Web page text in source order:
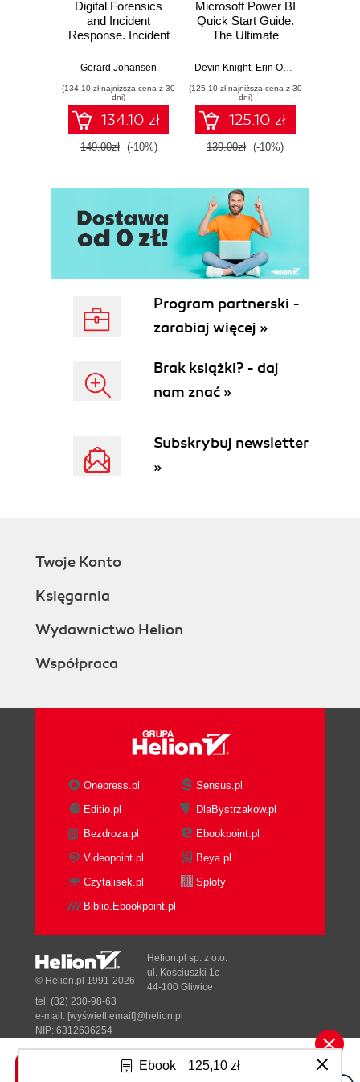
Digital Forensics
and Incident
Response. Incident
and techniques for
threat response -
Fourth Edition
Gerard Johansen
(134,10 zł najniższa cena z 30
dni)
134.10 zł
149.00zł (-10%)
Microsoft Power BI
Quick Start Guide.
The Ultimate
to Power BI, Data
Tools, and
Microsoft Fabric -
Fourth Edition
Devin Knight, Erin Ostrowsky
(125,10 zł najniższa cena z 30
dni)
125.10 zł
139.00zł (-10%)
Ebook 125,10 zł
Program partnerski -
zarabiaj więcej »
Brak książki? - daj
nam znać »
Subskrybuj newsletter
»
Twoje Konto
Księgarnia
Wydawnictwo Helion
Współpraca
Onepress.pl
Sensus.pl
Editio.pl
DlaBystrzakow.pl
Bezdroza.pl
Ebookpoint.pl
Videopoint.pl
Beya.pl
Czytalisek.pl
Sploty
Biblio.Ebookpoint.pl
Tonik.pl
© Helion.pl 1991-2026
Helion.pl sp. z o.o.
ul. Kościuszki 1c
44-100 Gliwice
tel. (32) 230-98-63
e-mail: [wyświetl email]@helion.pl
NIP: 6312636254